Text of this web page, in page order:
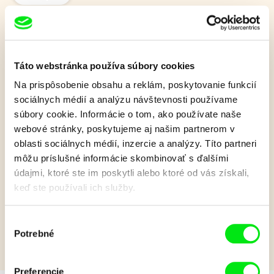
Táto webstránka používa súbory cookies
Na prispôsobenie obsahu a reklám, poskytovanie funkcií
sociálnych médií a analýzu návštevnosti používame
súbory cookie. Informácie o tom, ako používate naše
webové stránky, poskytujeme aj našim partnerom v
oblasti sociálnych médií, inzercie a analýzy. Títo partneri
môžu príslušné informácie skombinovať s ďalšími
údajmi, ktoré ste im poskytli alebo ktoré od vás získali,
keď ste používali ich služby.
súhlasu
Potrebné
Preferencie
Mezi fjordy
Životná cesta dvoch českých polárnych surfistov, ktorí na
svojej ceste za dobrodružstvom našli viac, než čakali.
Zobraziť viac
Film bohužiaľ nie je k dispozícii :(
Je nám ľúto, ale tento film nie je vo Vašej krajine
k dispozícií.